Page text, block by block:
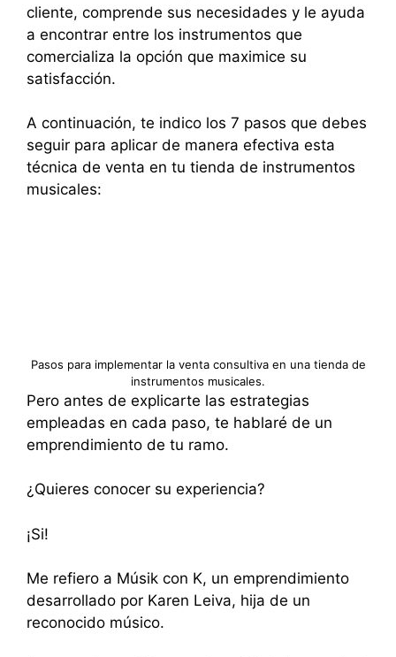
cliente, comprende sus necesidades y le ayuda
a encontrar entre los instrumentos que
comercializa la opción que maximice su
satisfacción.
A continuación, te indico los 7 pasos que debes
seguir para aplicar de manera efectiva esta
técnica de venta en tu tienda de instrumentos
musicales:
Pasos para implementar la venta consultiva en una tienda de
instrumentos musicales.
Pero antes de explicarte las estrategias
empleadas en cada paso, te hablaré de un
emprendimiento de tu ramo.
¿Quieres conocer su experiencia?
¡Si!
Me refiero a Músik con K, un emprendimiento
desarrollado por Karen Leiva, hija de un
reconocido músico.